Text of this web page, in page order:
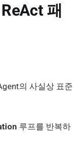
패
의 사실상 표준
루프를 반복하